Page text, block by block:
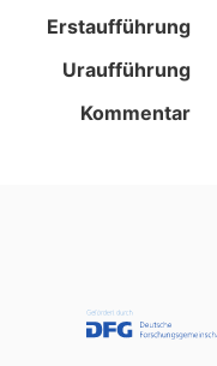
Erstaufführung
Uraufführung
Kommentar